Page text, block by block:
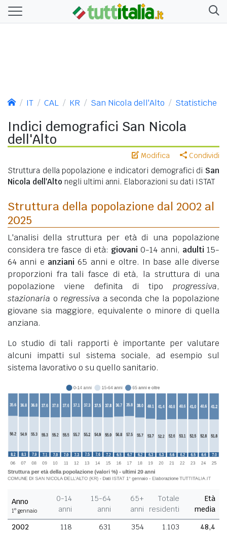
IT CAL KR San Nicola dell'Alto Statistiche
Indici demografici San Nicola
dell'Alto
Modifica Condividi
Struttura della popolazione e indicatori demografici di San
Nicola dell'Alto negli ultimi anni. Elaborazioni su dati ISTAT
Struttura della popolazione dal 2002 al
2025
L'analisi della struttura per età di una popolazione
considera tre fasce di età: giovani 0-14 anni, adulti 15-
64 anni e anziani 65 anni e oltre. In base alle diverse
proporzioni fra tali fasce di età, la struttura di una
popolazione viene definita di tipo progressiva,
stazionaria o regressiva a seconda che la popolazione
giovane sia maggiore, equivalente o minore di quella
anziana.
Lo studio di tali rapporti è importante per valutare
alcuni impatti sul sistema sociale, ad esempio sul
sistema lavorativo o su quello sanitario.
Anno
1° gennaio
0-14
anni
15-64
anni
65+
anni
Totale
residenti
Età
media
2002
118 631 354 1.103
48,4